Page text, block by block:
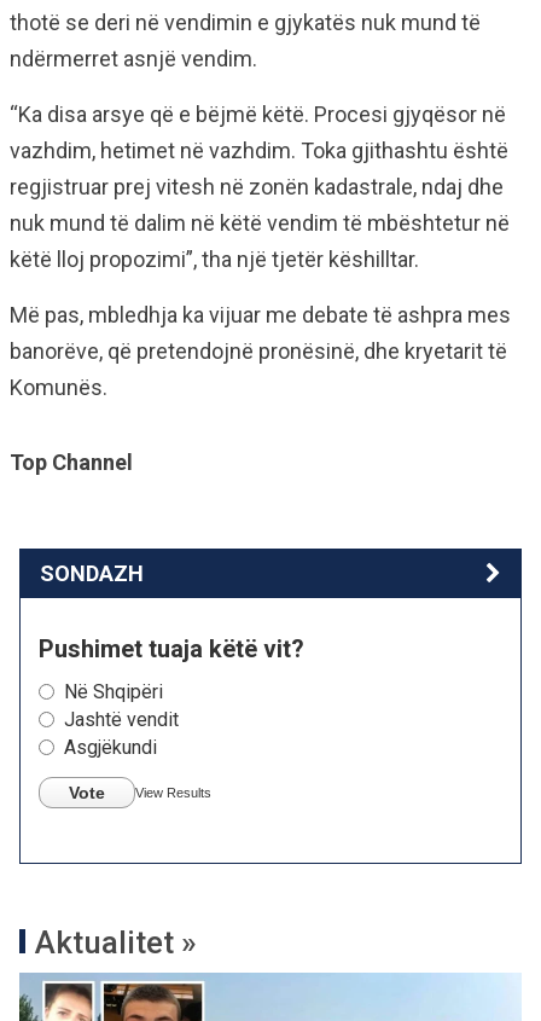
thotë se deri në vendimin e gjykatës nuk mund të
ndërmerret asnjë vendim.
“Ka disa arsye që e bëjmë këtë. Procesi gjyqësor në
vazhdim, hetimet në vazhdim. Toka gjithashtu është
regjistruar prej vitesh në zonën kadastrale, ndaj dhe
nuk mund të dalim në këtë vendim të mbështetur në
këtë lloj propozimi”, tha një tjetër këshilltar.
Më pas, mbledhja ka vijuar me debate të ashpra mes
banorëve, që pretendojnë pronësinë, dhe kryetarit të
Komunës.
Top Channel
SONDAZH
Pushimet tuaja këtë vit?
Në Shqipëri
Jashtë vendit
Asgjëkundi
Vote View Results
Aktualitet »